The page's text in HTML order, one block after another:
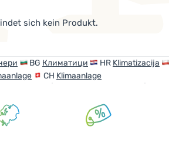
sich kein Produkt.
BG Климатици HR Klimatizacija
CH Klimaanlage